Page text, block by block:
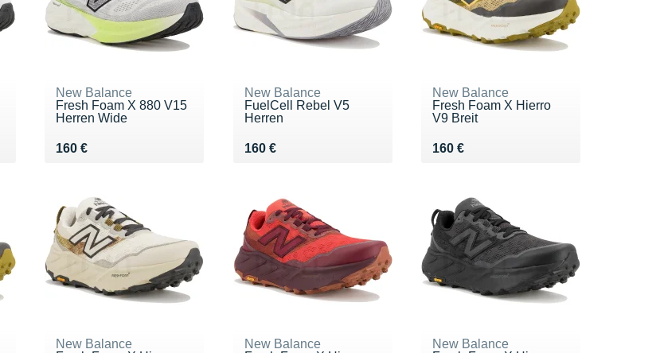
New Balance
Fresh Foam X 880 V15
Herren Wide
160 €
Vendu 160 €
New Balance
FuelCell Rebel V5
Herren
160 €
Vendu 160 €
New Balance
Fresh Foam X Hierro
V9 Breit
160 €
Vendu 160 €
New Balance
New Balance
New Balance